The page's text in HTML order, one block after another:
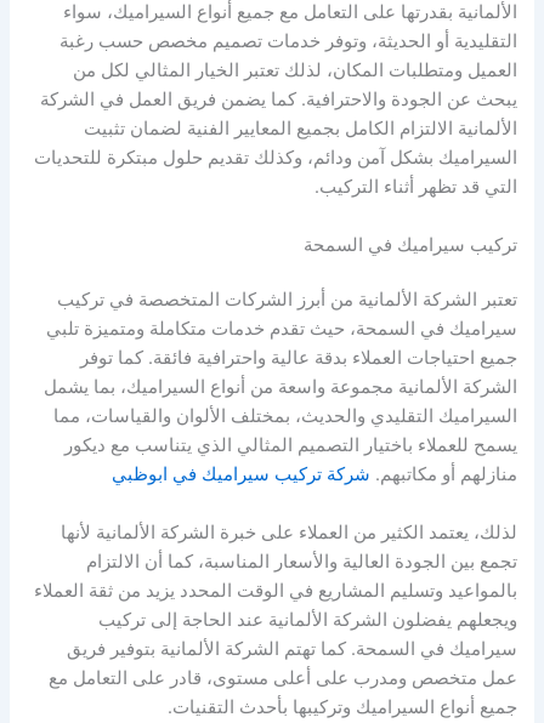
الألمانية بقدرتها على التعامل مع جميع أنواع السيراميك، سواء
التقليدية أو الحديثة، وتوفر خدمات تصميم مخصص حسب رغبة
العميل ومتطلبات المكان، لذلك تعتبر الخيار المثالي لكل من
يبحث عن الجودة والاحترافية. كما يضمن فريق العمل في الشركة
الألمانية الالتزام الكامل بجميع المعايير الفنية لضمان تثبيت
السيراميك بشكل آمن ودائم، وكذلك تقديم حلول مبتكرة للتحديات
التي قد تظهر أثناء التركيب.
تركيب سيراميك في السمحة
تعتبر الشركة الألمانية من أبرز الشركات المتخصصة في تركيب
سيراميك في السمحة، حيث تقدم خدمات متكاملة ومتميزة تلبي
جميع احتياجات العملاء بدقة عالية واحترافية فائقة. كما توفر
الشركة الألمانية مجموعة واسعة من أنواع السيراميك، بما يشمل
السيراميك التقليدي والحديث، بمختلف الألوان والقياسات، مما
يسمح للعملاء باختيار التصميم المثالي الذي يتناسب مع ديكور
منازلهم أو مكاتبهم. شركة تركيب سيراميك في ابوظبي
لذلك، يعتمد الكثير من العملاء على خبرة الشركة الألمانية لأنها
تجمع بين الجودة العالية والأسعار المناسبة، كما أن الالتزام
بالمواعيد وتسليم المشاريع في الوقت المحدد يزيد من ثقة العملاء
ويجعلهم يفضلون الشركة الألمانية عند الحاجة إلى تركيب
سيراميك في السمحة. كما تهتم الشركة الألمانية بتوفير فريق
عمل متخصص ومدرب على أعلى مستوى، قادر على التعامل مع
جميع أنواع السيراميك وتركيبها بأحدث التقنيات.